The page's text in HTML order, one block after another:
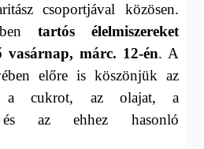
csoportjával közösen.
tartós élelmiszereket
márc. 12-én. A
előre is köszönjük az
a cukrot, az olajat, a
és az ehhez hasonló